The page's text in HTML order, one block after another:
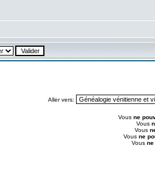
Aller vers:
Vous ne
Vous
Vous
Vous ne
Vous ne